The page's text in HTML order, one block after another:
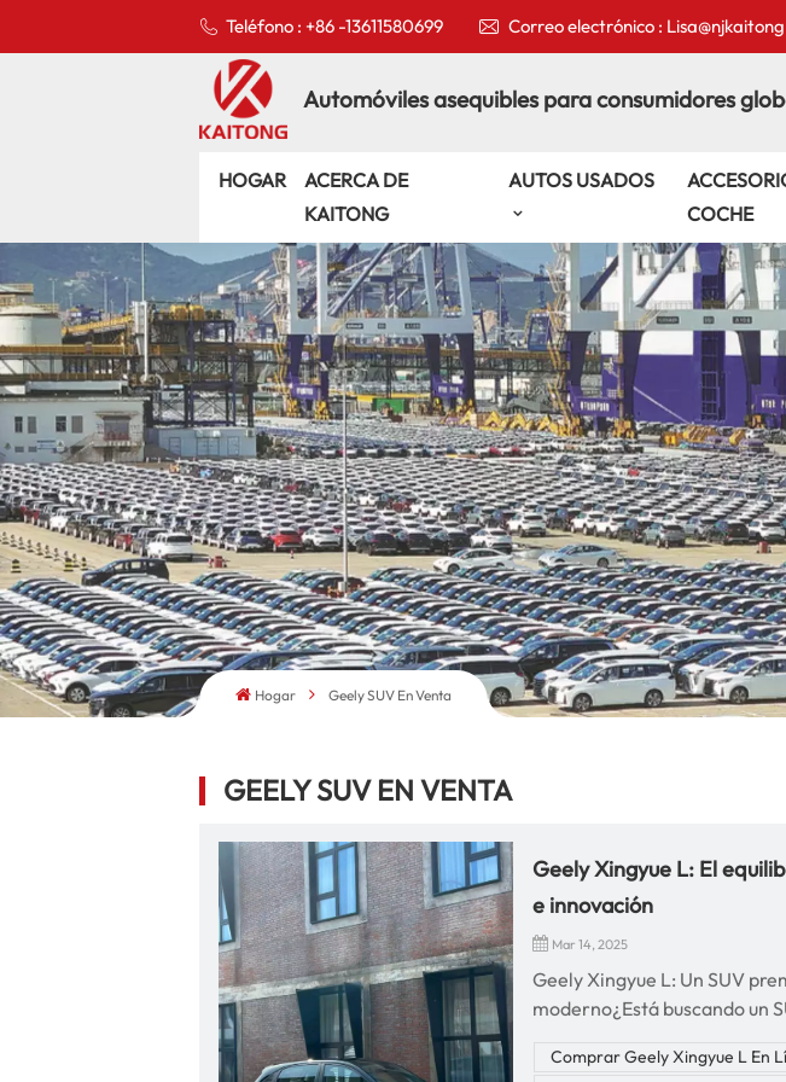
Teléfono : +86 -13611580699 Correo electrónico :
Automóviles asequibles para consumidores
HOGAR
ACERCA DE
KAITONG
AUTOS USADOS
COCHE
Hogar Geely SUV En Venta
GEELY SUV EN VENTA
Geely Xingyue L: El
e innovación
Mar 14, 2025
Geely Xingyue L: Un SUV
moderno¿Está buscando un
para aquellos que buscan
Comprar Geely Xingyue L En